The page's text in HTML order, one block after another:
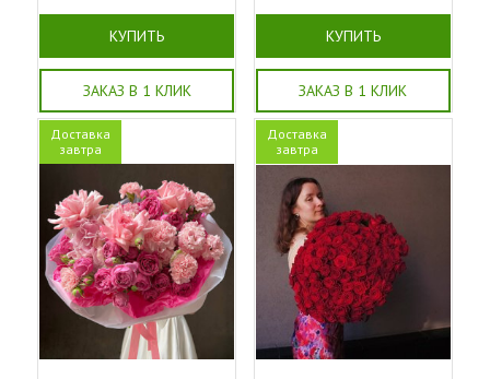
КУПИТЬ
ЗАКАЗ В 1 КЛИК
КУПИТЬ
ЗАКАЗ В 1 КЛИК
Доставка
завтра
Доставка
завтра